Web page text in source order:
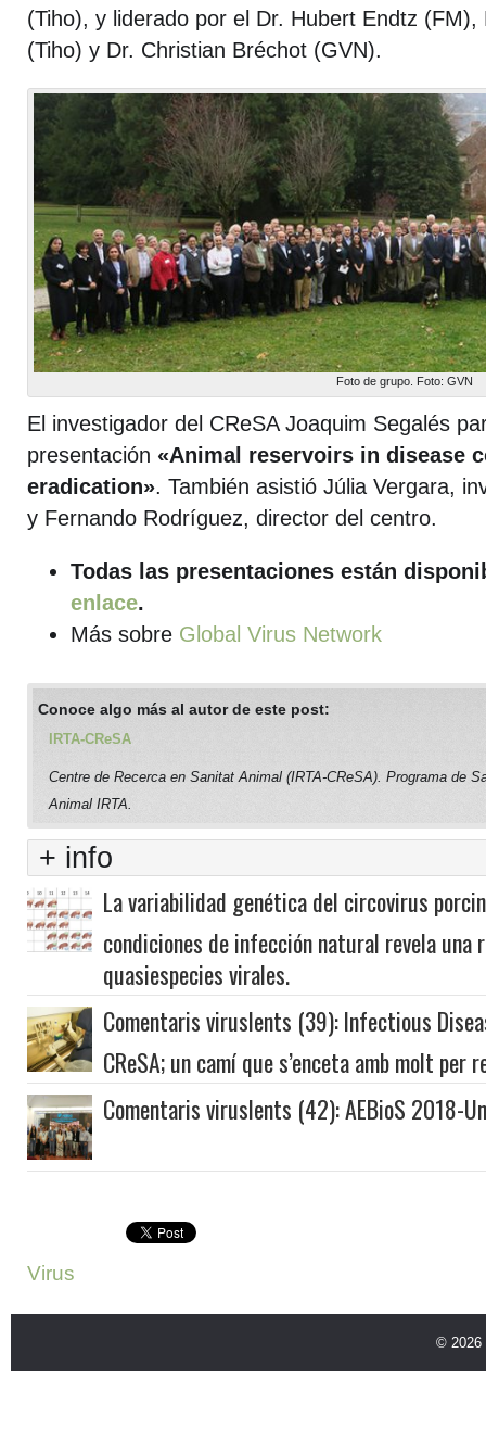
(Tiho), y liderado por el Dr. Hubert Endtz (FM),
(Tiho) y Dr. Christian Bréchot (GVN).
Foto de grupo. Foto: GVN
El investigador del CReSA Joaquim Segalés
presentación «Animal reservoirs in disease
eradication». También asistió Júlia Vergara,
y Fernando Rodríguez, director del centro.
Todas las presentaciones están
enlace.
Más sobre Global Virus Network
Conoce algo más al autor de este post:
IRTA-CReSA
Centre de Recerca en Sanitat Animal (IRTA-CReSA). Programa de
Animal IRTA.
+ info
La variabilidad genética del circovirus
condiciones de infección natural revela una
quasiespecies virales.
Comentaris viruslents (39): Infectious
CReSA; un camí que s’enceta amb molt per
Comentaris viruslents (42): AEBioS 2018-
Virus
© 2026